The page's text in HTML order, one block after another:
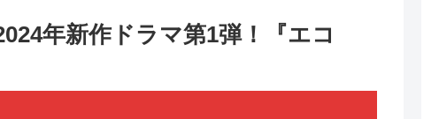
年新作ドラマ第1弾！『エコ